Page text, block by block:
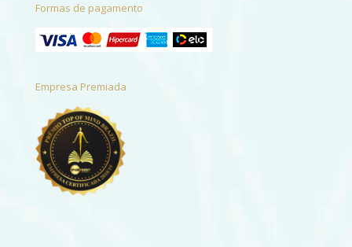
Formas de pagamento
Empresa Premiada